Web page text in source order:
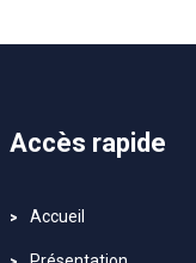
Accès rapide
Accueil